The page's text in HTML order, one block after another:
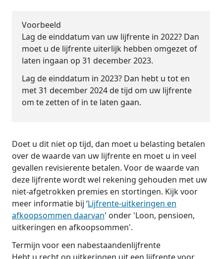
Voorbeeld
Lag de einddatum van uw lijfrente in 2022? Dan
moet u de lijfrente uiterlijk hebben omgezet of
laten ingaan op 31 december 2023.
Lag de einddatum in 2023? Dan hebt u tot en
met 31 december 2024 de tijd om uw lijfrente
om te zetten of in te laten gaan.
Doet u dit niet op tijd, dan moet u belasting betalen
over de waarde van uw lijfrente en moet u in veel
gevallen revisierente betalen. Voor de waarde van
deze lijfrente wordt wel rekening gehouden met uw
niet-afgetrokken premies en stortingen. Kijk voor
meer informatie bij ‘Lijfrente-uitkeringen en
afkoopsommen daarvan' onder 'Loon, pensioen,
uitkeringen en afkoopsommen'.
Termijn voor een nabestaandenlijfrente